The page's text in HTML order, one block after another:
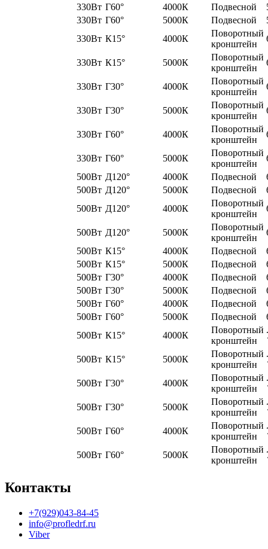
330Вт Г60° 4000К Подвесной
330Вт Г60° 5000К Подвесной
330Вт К15° 4000К
Поворотный
кронштейн
330Вт К15° 5000К
Поворотный
кронштейн
330Вт Г30° 4000К
Поворотный
кронштейн
330Вт Г30° 5000К
Поворотный
кронштейн
330Вт Г60° 4000К
Поворотный
кронштейн
330Вт Г60° 5000К
Поворотный
кронштейн
500Вт Д120° 4000К Подвесной
500Вт Д120° 5000К Подвесной
500Вт Д120° 4000К
Поворотный
кронштейн
500Вт Д120° 5000К
Поворотный
кронштейн
500Вт К15° 4000К Подвесной
500Вт К15° 5000К Подвесной
500Вт Г30° 4000К Подвесной
500Вт Г30° 5000К Подвесной
500Вт Г60° 4000К Подвесной
500Вт Г60° 5000К Подвесной
500Вт К15° 4000К
Поворотный
кронштейн
500Вт К15° 5000К
Поворотный
кронштейн
500Вт Г30° 4000К
Поворотный
кронштейн
500Вт Г30° 5000К
Поворотный
кронштейн
500Вт Г60° 4000К
Поворотный
кронштейн
500Вт Г60° 5000К
Поворотный
кронштейн
Контакты
+7(929)043-84-45
info@profledrf.ru
Viber